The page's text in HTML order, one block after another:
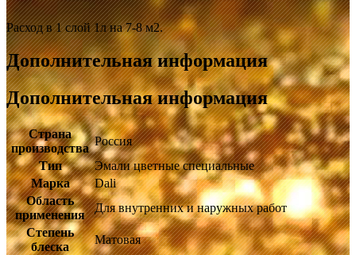
Расход в 1 слой 1л на 7-8 м2.
Дополнительная информация
Дополнительная информация
Страна
производства
Россия
Тип
Эмали цветные специальные
Марка
Dali
Область
применения
Для внутренних и наружных работ
Степень
блеска
Матовая